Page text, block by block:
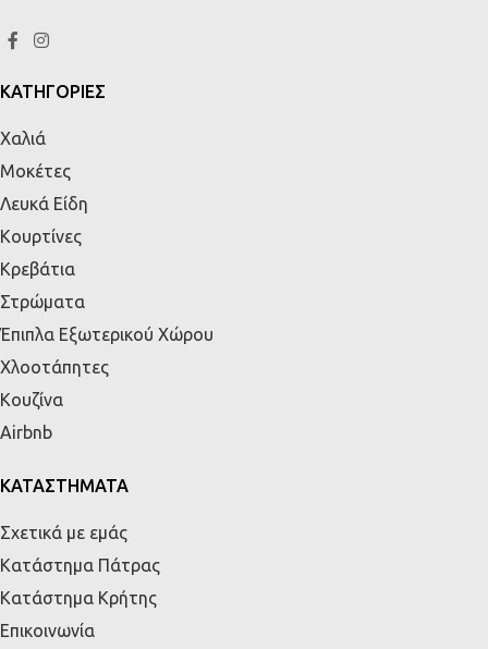
ΚΑΤΗΓΟΡΙΕΣ
Χαλιά
Μοκέτες
Λευκά Είδη
Κουρτίνες
Κρεβάτια
Στρώματα
Έπιπλα Εξωτερικού Χώρου
Χλοοτάπητες
Κουζίνα
Airbnb
ΚΑΤΑΣΤΗΜΑΤΑ
Σχετικά με εμάς
Κατάστημα Πάτρας
Κατάστημα Κρήτης
Επικοινωνία